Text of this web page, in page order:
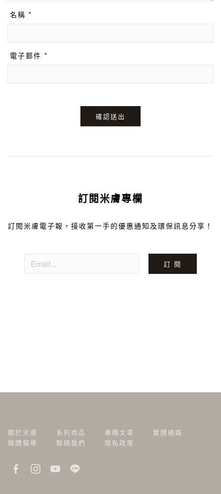
名稱 *
電子郵件 *
確認送出
訂閱米膚專欄
訂閱米膚電子報，接收第一手的優惠通知及環保訊息分享！
訂 閱
關於米膚 系列商品 專欄文章
實體通路
媒體報導
聯絡我們 隱私政策